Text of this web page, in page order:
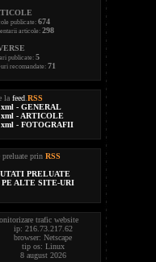
publicate: 674
articole: 298
publicate: 5
recomandate: 71
la feed RSS
xml - GENERAL
xml - ARTICOLE
xml - FOTOGRAFII
prin RSS
PRELUATE
PE ALTE SITE-URI
trafic website
ip: 216.73.217.62
browser: Netscape
tip os: Linux
8 august 2026